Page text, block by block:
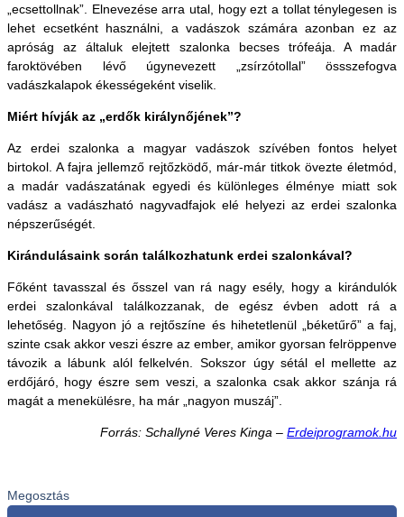
„ecsettollnak”. Elnevezése arra utal, hogy ezt a tollat ténylegesen is
lehet ecsetként használni, a vadászok számára azonban ez az
apróság az általuk elejtett szalonka becses trófeája. A madár
faroktövében lévő úgynevezett „zsírzótollal” össszefogva
vadászkalapok ékességeként viselik.
Miért hívják az „erdők királynőjének”?
Az erdei szalonka a magyar vadászok szívében fontos helyet
birtokol. A fajra jellemző rejtőzködő, már-már titkok övezte életmód,
a madár vadászatának egyedi és különleges élménye miatt sok
vadász a vadászható nagyvadfajok elé helyezi az erdei szalonka
népszerűségét.
Kirándulásaink során találkozhatunk erdei szalonkával?
Főként tavasszal és ősszel van rá nagy esély, hogy a kirándulók
erdei szalonkával találkozzanak, de egész évben adott rá a
lehetőség. Nagyon jó a rejtőszíne és hihetetlenül „béketűrő” a faj,
szinte csak akkor veszi észre az ember, amikor gyorsan felröppenve
távozik a lábunk alól felkelvén. Sokszor úgy sétál el mellette az
erdőjáró, hogy észre sem veszi, a szalonka csak akkor szánja rá
magát a menekülésre, ha már „nagyon muszáj”.
Forrás: Schallyné Veres Kinga – Erdeiprogramok.hu
Megosztás